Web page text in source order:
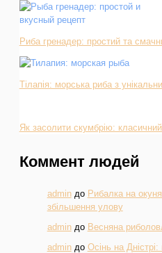
Риба гренадер: простий та
Тілапія: морська риба з
Як засолити скумбрію:
Коммент людей
adminдо Рибалка на
збільшення улову
adminдо Весняна
adminдо Осінь на